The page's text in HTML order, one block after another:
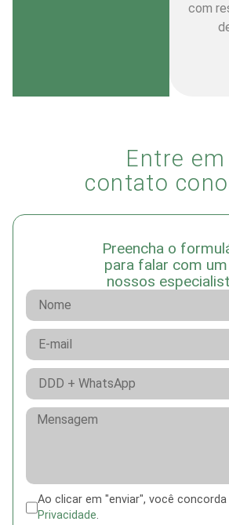
com
Entre em
contato
Preencha o
para falar com
nossos
Ao clicar em "enviar", você
Privacidade.